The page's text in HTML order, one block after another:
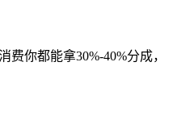
你都能拿30%-40%分成，